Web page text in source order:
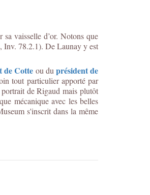
vaisselle d’or. Notons que
Inv. 78.2.1). De Launay y est
de Cotte ou du président de
tout particulier apporté par
de Rigaud mais plutôt
mécanique avec les belles
s'inscrit dans la même